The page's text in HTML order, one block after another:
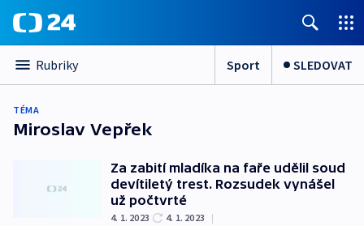
Rubriky Sport SLEDOVAT
TÉMA
Miroslav Vepřek
Za zabití mladíka na faře udělil soud
devítiletý trest. Rozsudek vynášel
už počtvrté
4. 1. 2023 4. 1. 2023 |